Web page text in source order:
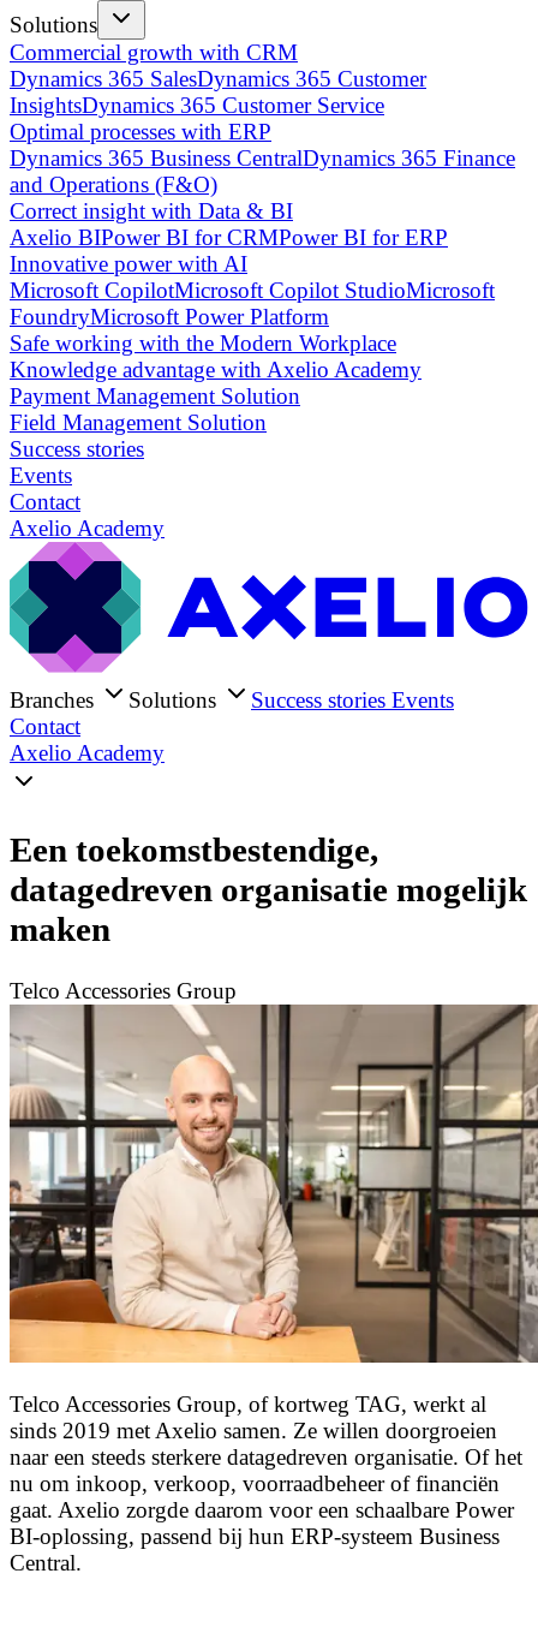
Solutions
Commercial growth with CRM
Dynamics 365 SalesDynamics 365 Customer
InsightsDynamics 365 Customer Service
Optimal processes with ERP
Dynamics 365 Business CentralDynamics 365 Finance
and Operations (F&O)
Correct insight with Data & BI
Axelio BIPower BI for CRMPower BI for ERP
Innovative power with AI
Microsoft CopilotMicrosoft Copilot StudioMicrosoft
FoundryMicrosoft Power Platform
Safe working with the Modern Workplace
Knowledge advantage with Axelio Academy
Payment Management Solution
Field Management Solution
Success stories
Events
Contact
Axelio Academy
Branches Solutions Success stories Events
Contact
Axelio Academy
Een toekomstbestendige,
datagedreven organisatie mogelijk
maken
Telco Accessories Group
Telco Accessories Group, of kortweg TAG, werkt al
sinds 2019 met Axelio samen. Ze willen doorgroeien
naar een steeds sterkere datagedreven organisatie. Of het
nu om inkoop, verkoop, voorraadbeheer of financiën
gaat. Axelio zorgde daarom voor een schaalbare Power
BI-oplossing, passend bij hun ERP-systeem Business
Central.